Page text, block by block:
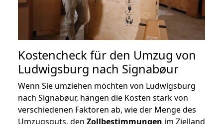
Kostencheck für den Umzug von
Ludwigsburg nach Signabøur
Wenn Sie umziehen möchten von Ludwigsburg
nach Signabøur, hängen die Kosten stark von
verschiedenen Faktoren ab, wie der Menge des
Umzugsguts, den Zollbestimmungen im Zielland